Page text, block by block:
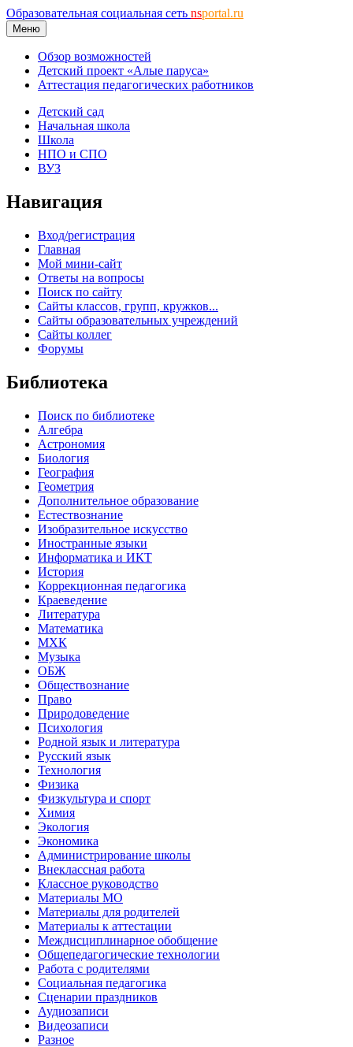
Образовательная социальная сеть nsportal.ru
Меню
Обзор возможностей
Детский проект «Алые паруса»
Аттестация педагогических работников
Детский сад
Начальная школа
Школа
НПО и СПО
ВУЗ
Навигация
Вход/регистрация
Главная
Мой мини-сайт
Ответы на вопросы
Поиск по сайту
Сайты классов, групп, кружков...
Сайты образовательных учреждений
Сайты коллег
Форумы
Библиотека
Поиск по библиотеке
Алгебра
Астрономия
Биология
География
Геометрия
Дополнительное образование
Естествознание
Изобразительное искусство
Иностранные языки
Информатика и ИКТ
История
Коррекционная педагогика
Краеведение
Литература
Математика
МХК
Музыка
ОБЖ
Обществознание
Право
Природоведение
Психология
Родной язык и литература
Русский язык
Технология
Физика
Физкультура и спорт
Химия
Экология
Экономика
Администрирование школы
Внеклассная работа
Классное руководство
Материалы МО
Материалы для родителей
Материалы к аттестации
Междисциплинарное обобщение
Общепедагогические технологии
Работа с родителями
Социальная педагогика
Сценарии праздников
Аудиозаписи
Видеозаписи
Разное